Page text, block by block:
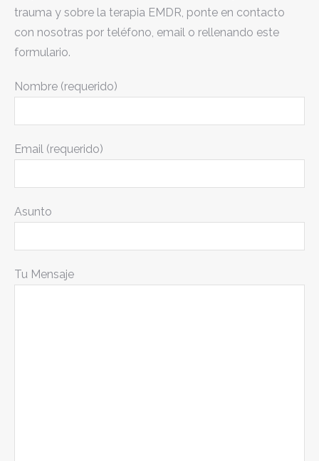
trauma y sobre la terapia EMDR, ponte en contacto
con nosotras por teléfono, email o rellenando este
formulario.
Nombre (requerido)
Email (requerido)
Asunto
Tu Mensaje